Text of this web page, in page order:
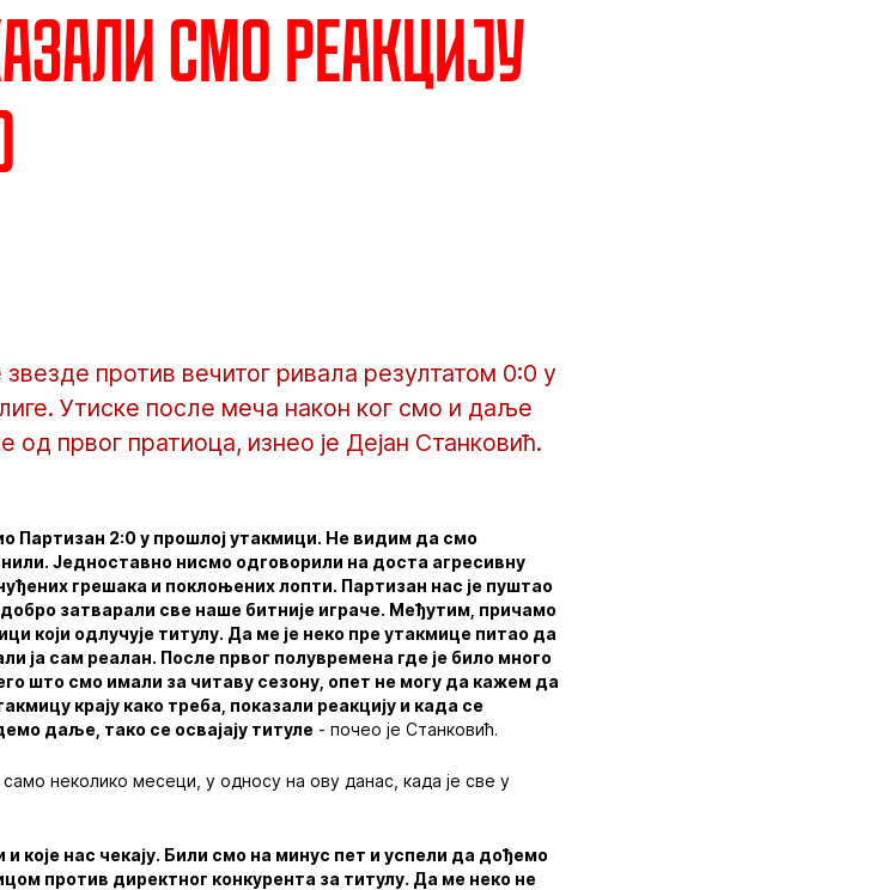
смо реакцију
против вечитог ривала резултатом 0:0 у
Утиске после меча након ког смо и даље
првог пратиоца, изнео је Дејан Станковић.
Партизан 2:0 у прошлој утакмици. Не видим да смо
Једноставно нисмо одговорили на доста агресивну
грешака и поклоњених лопти. Партизан нас је пуштао
затварали све наше битније играче. Међутим, причамо
који одлучује титулу. Да ме је неко пре утакмице питао да
ја сам реалан. После првог полувремена где је било много
што смо имали за читаву сезону, опет не могу да кажем да
крају како треба, показали реакцију и када се
даље, тако се освајају титуле - почео је Станковић.
неколико месеци, у односу на ову данас, када је све у
које нас чекају. Били смо на минус пет и успели да дођемо
против директног конкурента за титулу. Да ме неко не